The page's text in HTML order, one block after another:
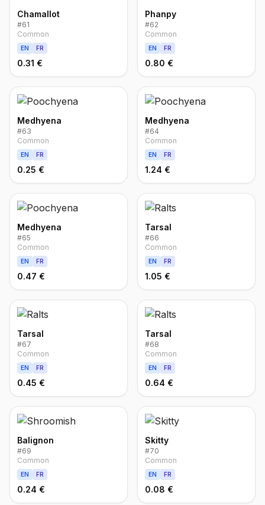
Chamallot
#61
Common
EN FR
0.31 €
Phanpy
#62
Common
EN FR
0.80 €
Medhyena
#63
Common
EN FR
0.25 €
Medhyena
#64
Common
EN FR
1.24 €
Medhyena
#65
Common
EN FR
0.47 €
Tarsal
#66
Common
EN FR
1.05 €
Tarsal
#67
Common
EN FR
0.45 €
Tarsal
#68
Common
EN FR
0.64 €
Balignon
#69
Common
EN FR
0.24 €
Skitty
#70
Common
EN FR
0.08 €